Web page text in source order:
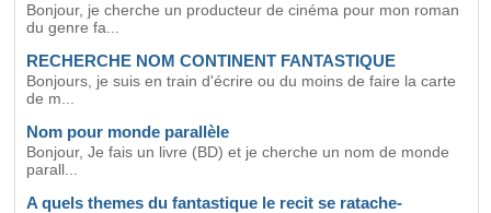
Bonjour, je cherche un producteur de cinéma pour mon roman
du genre fa...
RECHERCHE NOM CONTINENT FANTASTIQUE
Bonjours, je suis en train d'écrire ou du moins de faire la carte
de m...
Nom pour monde parallèle
Bonjour, Je fais un livre (BD) et je cherche un nom de monde
parall...
A quels themes du fantastique le recit se ratache-